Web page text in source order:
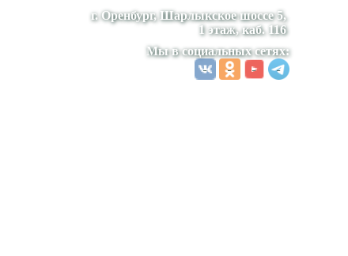
г. Оренбург, Шарлыкское шоссе 5,
1 этаж, каб. 116
Мы в социальных сетях: